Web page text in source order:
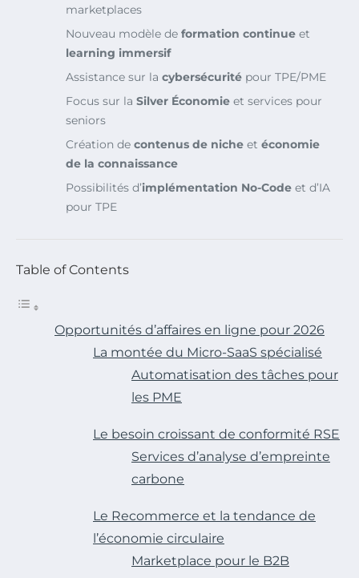
marketplaces
Nouveau modèle de formation continue et
learning immersif
Assistance sur la cybersécurité pour TPE/PME
Focus sur la Silver Économie et services pour
seniors
Création de contenus de niche et économie
de la connaissance
Possibilités d’implémentation No-Code et d’IA
pour TPE
Table of Contents
Opportunités d’affaires en ligne pour 2026
La montée du Micro-SaaS spécialisé
Automatisation des tâches pour
les PME
Le besoin croissant de conformité RSE
Services d’analyse d’empreinte
carbone
Le Recommerce et la tendance de
l’économie circulaire
Marketplace pour le B2B